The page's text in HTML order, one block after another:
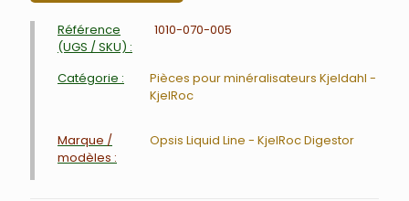
Référence
(UGS / SKU) :
1010-070-005
Catégorie :
Pièces pour minéralisateurs Kjeldahl -
KjelRoc
Marque /
modèles :
Opsis Liquid Line - KjelRoc Digestor